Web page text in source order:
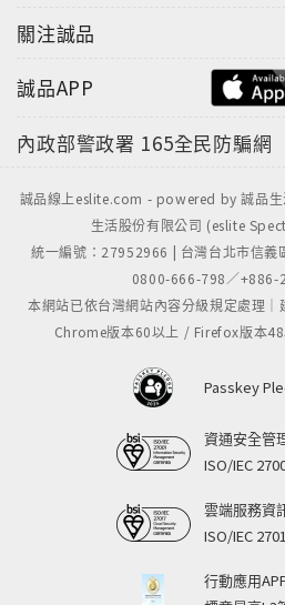
關注誠品
誠品APP
內政部警政署 165全民防騙網
誠品線上eslite.com - powered by 誠品
生活股份有限公司 (eslite
統一編號：27952966 | 台灣台北市信義
0800-666-798／+886-
本網站已依台灣網站內容分級規定處理
Chrome版本60以上 / Firefox版本
Passkey
資通安全管
ISO/IEC
雲端服務資
ISO/IEC
行動應用